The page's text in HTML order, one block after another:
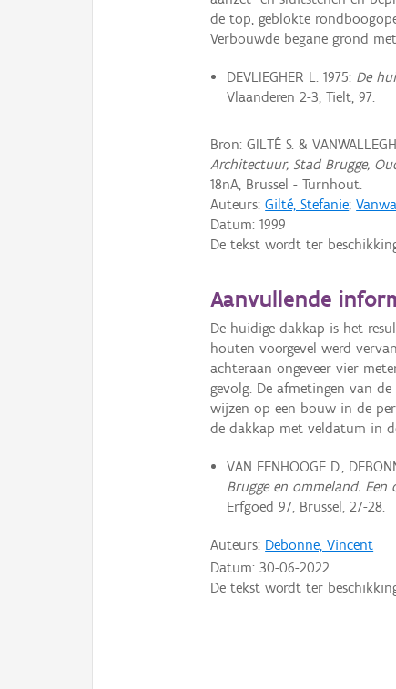
de top, geblokte
Verbouwde begane grond
DEVLIEGHER L. 1975: De
Vlaanderen 2-3, Tielt, 97.
Bron: GILTÉ S. &
Architectuur, Stad Brugge,
18nA, Brussel - Turnhout.
Auteurs:Gilté, Stefanie;
Datum:1999
De tekst wordt ter
Aanvullende
De huidige dakkap is het
houten voorgevel werd
achteraan ongeveer vier
gevolg. De afmetingen van
wijzen op een bouw in de
de dakkap met veldatum in
VAN EENHOOGE D.,
Brugge en ommeland. Een
Erfgoed 97, Brussel, 27-28.
Auteurs: Debonne, Vincent
Datum:30-06-2022
De tekst wordt ter